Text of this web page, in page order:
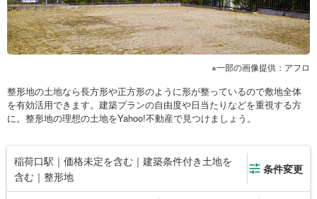
一部の画像提供：アフロ
整形地の土地なら長方形や正方形のように形が整っているので敷地全体
を有効活用できます。建築プランの自由度や日当たりなどを重視する方
に。整形地の理想の土地をYahoo!不動産で見つけましょう。
稲荷口駅｜価格未定を含む｜建築条件付き土地を
含む｜整形地
条件変更